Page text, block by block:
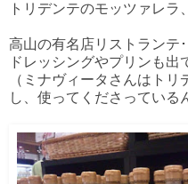
トリデンテのモッツァレラ
高山の有名店リストランテ
ドレッシングやプリンも出
（ミナヴィータさんはト
し、使ってくださっている